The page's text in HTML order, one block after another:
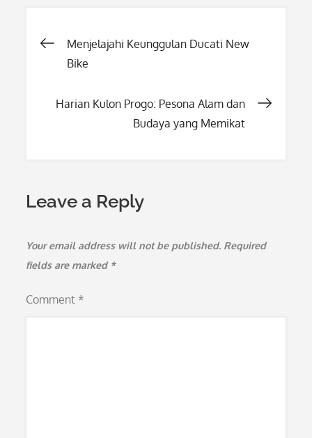
Post
Menjelajahi Keunggulan Ducati New
Bike
Harian Kulon Progo: Pesona Alam dan
Budaya yang Memikat
Leave a Reply
Your email address will not be published. Required
fields are marked *
Comment *